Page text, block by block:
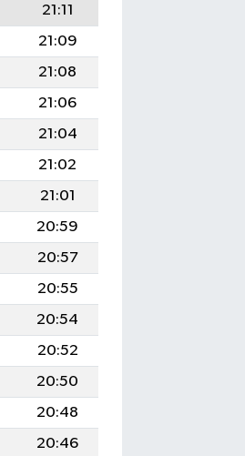
21:11
21:09
21:08
21:06
21:04
21:02
21:01
20:59
20:57
20:55
20:54
20:52
20:50
20:48
20:46